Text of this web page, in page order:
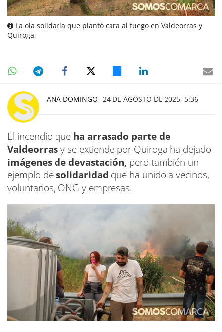
La ola solidaria que plantó cara al fuego en Valdeorras y
Quiroga
ANA DOMINGO 24 DE AGOSTO DE 2025, 5:36
El incendio que ha arrasado parte de
Valdeorrasy se extiende por Quiroga ha dejado
imágenes de devastación, pero también un
ejemplo desolidaridad que ha unido a vecinos,
voluntarios, ONG y empresas.